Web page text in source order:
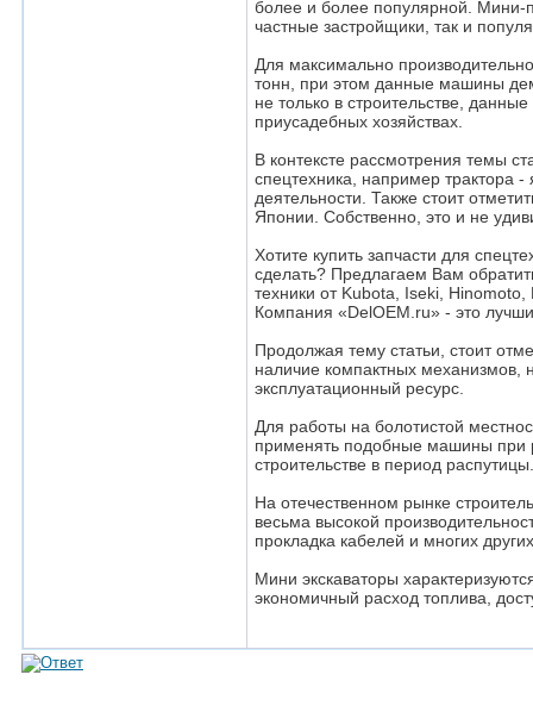
более и более популярной. Мини-
частные застройщики, так и
Для максимально
тонн, при этом данные машины
не только в строительстве,
приусадебных хозяйствах.
В контексте рассмотрения темы
спецтехника, например трактора
деятельности. Также стоит
Японии. Собственно, это и не
Хотите купить запчасти для
сделать? Предлагаем Вам
техники от Kubota, Iseki,
Компания «DelOEM.ru» - это
Продолжая тему статьи, стоит
наличие компактных механизмов,
эксплуатационный ресурс.
Для работы на болотистой
применять подобные машины при
строительстве в период распутицы.
На отечественном рынке
весьма высокой
прокладка кабелей и многих
Мини экскаваторы
экономичный расход топлива,